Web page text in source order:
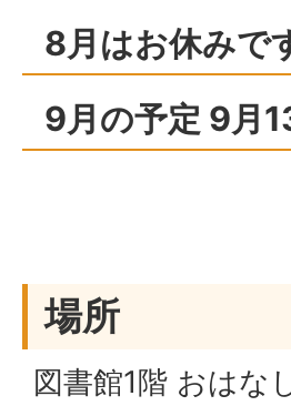
8月はお休みで
9月の予定 9月
場所
図書館1階 おはな